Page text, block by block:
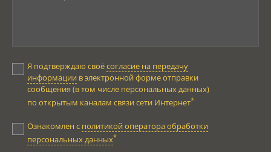
Я подтверждаю своёсогласие на передачу
информации в электронной форме отправки
сообщения (в том числе персональных данных)
по открытым каналам связи сети Интернет*
Ознакомлен с политикой оператора обработки
персональных данных*